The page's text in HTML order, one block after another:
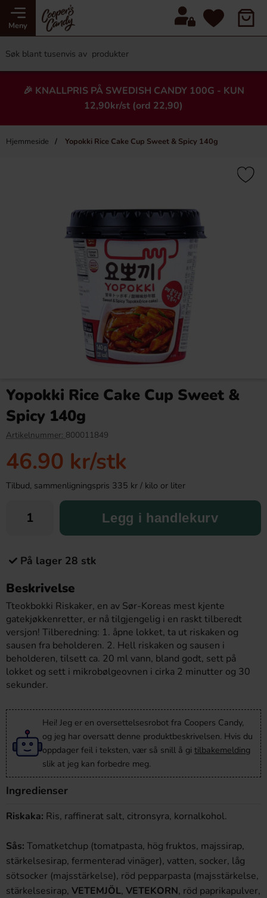
Meny
🎉 KNALLPRIS PÅ SWEDISH CANDY 100G - KUN
12,90kr/st (ord 22,90)
Hjemmeside Yopokki Rice Cake Cup Sweet & Spicy 140g
×
Köp
& Ost 60g
Yopokki Rice Cake Cup Sweet &
Spicy 140g
Artikelnummer: 800011849
46.90 kr/stk
Tilbud, sammenligningspris 335 kr / kilo or liter
Legg i handlekurv
På lager 28 stk
Beskrivelse
Tteokbokki Riskaker, en av Sør-Koreas mest kjente
gatekjøkkenretter, er nå tilgjengelig i en raskt tilberedt
versjon! Tilberedning: 1. åpne lokket, ta ut riskaken og
sausen fra beholderen. 2. Hell riskaken og sausen i
beholderen, tilsett ca. 20 ml vann, bland godt, sett på
lokket og sett i mikrobølgeovnen i cirka 2 minutter og 30
sekunder.
Hei! Jeg er en oversettelsesrobot fra Coopers Candy,
og jeg har oversatt denne produktbeskrivelsen. Hvis du
oppdager feil i teksten, vær så snill å gi tilbakemelding
slik at jeg kan forbedre meg.
Ingredienser
Riskaka: Ris, raffinerat salt, citronsyra, kornalkohol.
Sås: Tomatketchup (tomatpasta, hög fruktos, majssirap,
stärkelsesirap, fermenterad vinäger), vatten, socker, låg
sötsocker (majsstärkelse), röd pepparpasta (majsstärkelse,
stärkelsesirap, VETEMJÖL, VETEKORN, röd paprikapulver,